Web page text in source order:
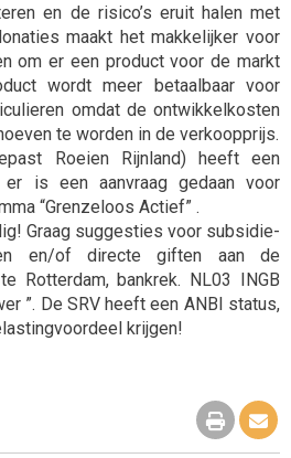
en de risico’s eruit halen met
maakt het makkelijker voor
om er een product voor de markt
wordt meer betaalbaar voor
omdat de ontwikkelkosten
te worden in de verkoopprijs.
Roeien Rijnland) heeft een
is een aanvraag gedaan voor
“Grenzeloos Actief” .
Graag suggesties voor subsidie-
en/of directe giften aan de
Rotterdam, bankrek. NL03 INGB
”. De SRV heeft een ANBI status,
krijgen!